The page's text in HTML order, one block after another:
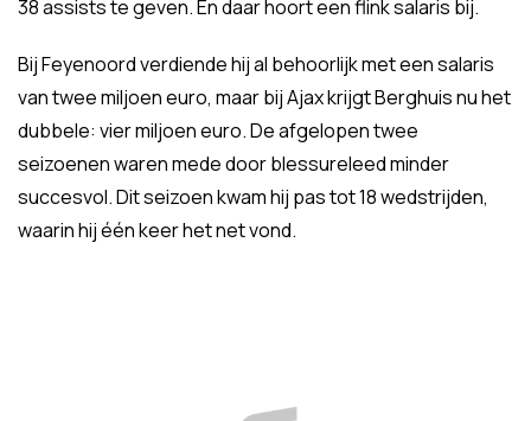
38 assists te geven. En daar hoort een flink salaris bij.
Bij Feyenoord verdiende hij al behoorlijk met een salaris
van twee miljoen euro, maar bij Ajax krijgt Berghuis nu het
dubbele: vier miljoen euro. De afgelopen twee
seizoenen waren mede door blessureleed minder
succesvol. Dit seizoen kwam hij pas tot 18 wedstrijden,
waarin hij één keer het net vond.